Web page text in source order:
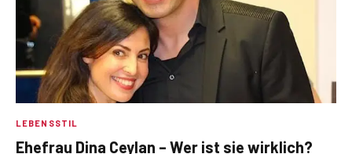
LEBENSSTIL
Ehefrau Dina Ceylan – Wer ist sie wirklich?